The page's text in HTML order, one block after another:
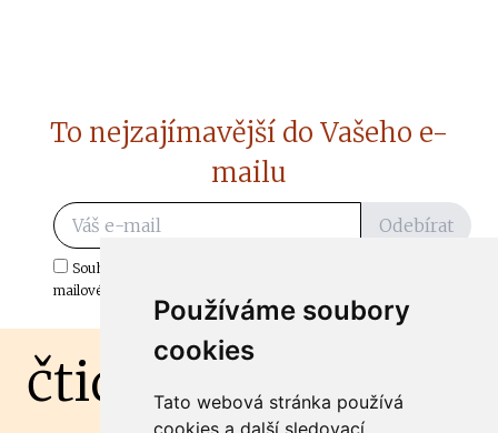
Používáme soubory
cookies
Tato webová stránka používá
cookies a další sledovací
To nejzajímavější do Vašeho e-
mailu
Odebírat
Souhlasím s odběrem důležitých zpráv ze ČtiDoma.cz do mé e-
mailové schránky.
čtidoma.cz